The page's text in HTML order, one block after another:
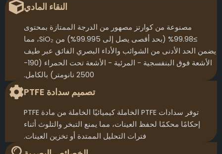
النقاء المادي
مصنوعة من كوارتز مصهور من الدرجة الممتازة بمحتوى
≥99.98% (بحد أقصى يصل إلى 99.995%) من SiO₂، مما
يضمن الحد الأدنى من الشوائب والأداء البصري الفائق عبر طيف
الأشعة فوق البنفسجية - المرئية - الأشعة تحت الحمراء (190-
2500 نانومتر) بالكامل.
تصميم سدادة PTFE
توفر سدادات PTFE الخاملة كيميائيًا الخاملة من مادة PTFE
إحكامًا محكمًا لحفظ العينات، مما يمنع التبخر والتلوث أثناء
فترات التحليل الممتدة أو تخزين العينات.